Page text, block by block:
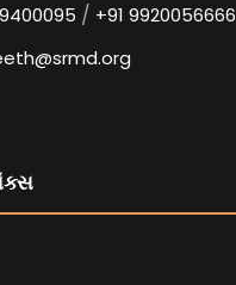
/ +91 9920056666